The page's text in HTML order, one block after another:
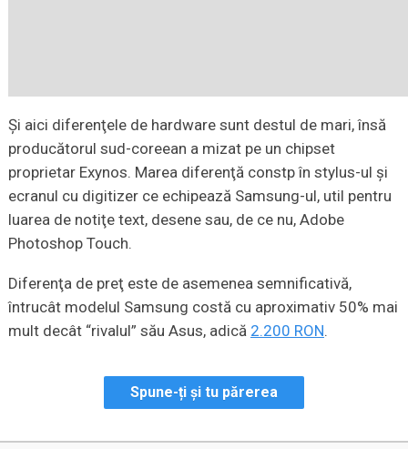
Şi aici diferenţele de hardware sunt destul de mari, însă
producătorul sud-coreean a mizat pe un chipset
proprietar Exynos. Marea diferenţă constp în stylus-ul şi
ecranul cu digitizer ce echipează Samsung-ul, util pentru
luarea de notiţe text, desene sau, de ce nu, Adobe
Photoshop Touch.
Diferenţa de preţ este de asemenea semnificativă,
întrucât modelul Samsung costă cu aproximativ 50% mai
mult decât “rivalul” său Asus, adică 2.200 RON.
Spune-ți și tu părerea